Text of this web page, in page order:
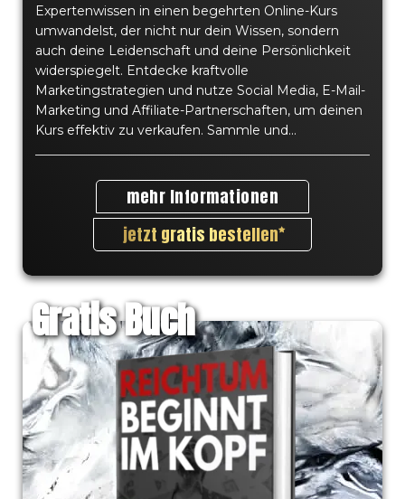
Expertenwissen in einen begehrten Online-Kurs
umwandelst, der nicht nur dein Wissen, sondern
auch deine Leidenschaft und deine Persönlichkeit
widerspiegelt. Entdecke kraftvolle
Marketingstrategien und nutze Social Media, E-Mail-
Marketing und Affiliate-Partnerschaften, um deinen
Kurs effektiv zu verkaufen. Sammle und...
mehr Informationen
jetzt gratis bestellen
Gratis Buch